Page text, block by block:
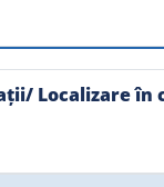
Localizare în